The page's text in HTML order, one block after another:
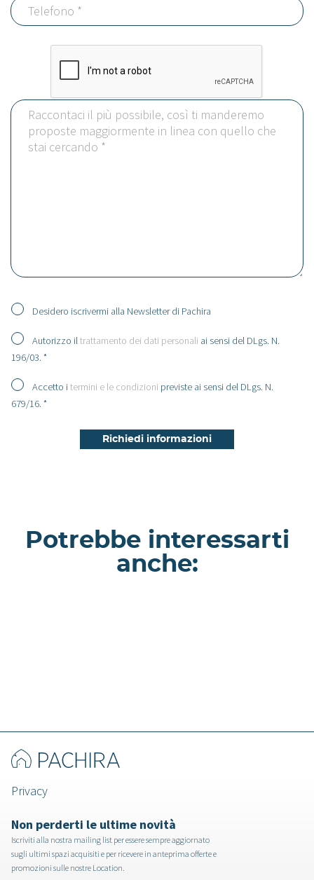
Desidero iscrivermi alla Newsletter di Pachira
Autorizzo iltrattamento dei dati personali ai sensi del DLgs. N.
196/03. *
Accetto itermini e le condizioni previste ai sensi del DLgs. N.
679/16. *
Potrebbe interessarti
anche:
Privacy
Non perderti le ultime novità
Iscriviti alla nostra mailing list per essere sempre aggiornato
sugli ultimi spazi acquisiti e per ricevere in anteprima offerte e
promozioni sulle nostre Location.